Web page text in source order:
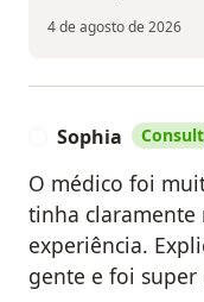
4 de agosto de 2026
Sophia
O médico foi
tinha claramente
experiência.
gente e foi